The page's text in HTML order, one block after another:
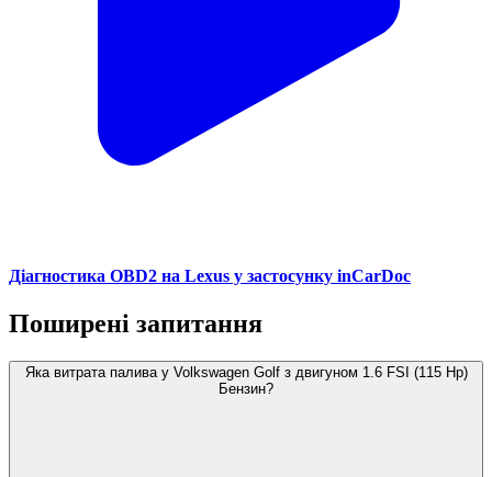
Діагностика OBD2 на Lexus у застосунку inCarDoc
Поширені запитання
Яка витрата палива у Volkswagen Golf з двигуном 1.6 FSI (115 Hp)
Бензин?